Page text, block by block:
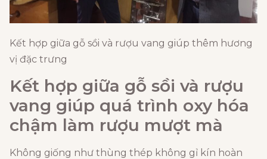
Kết hợp giữa gỗ sồi và rượu vang giúp thêm hương
vị đặc trưng
Kết hợp giữa gỗ sồi và rượu
vang giúp quá trình oxy hóa
chậm làm rượu mượt mà
Không giống như thùng thép không gỉ kín hoàn